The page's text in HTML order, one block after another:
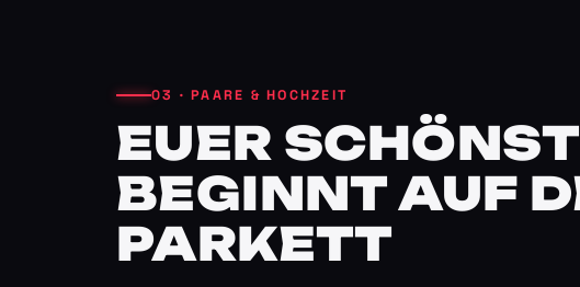
03 · PAARE & HOCHZEIT
EUER
BEGINNT AUF
PARKETT